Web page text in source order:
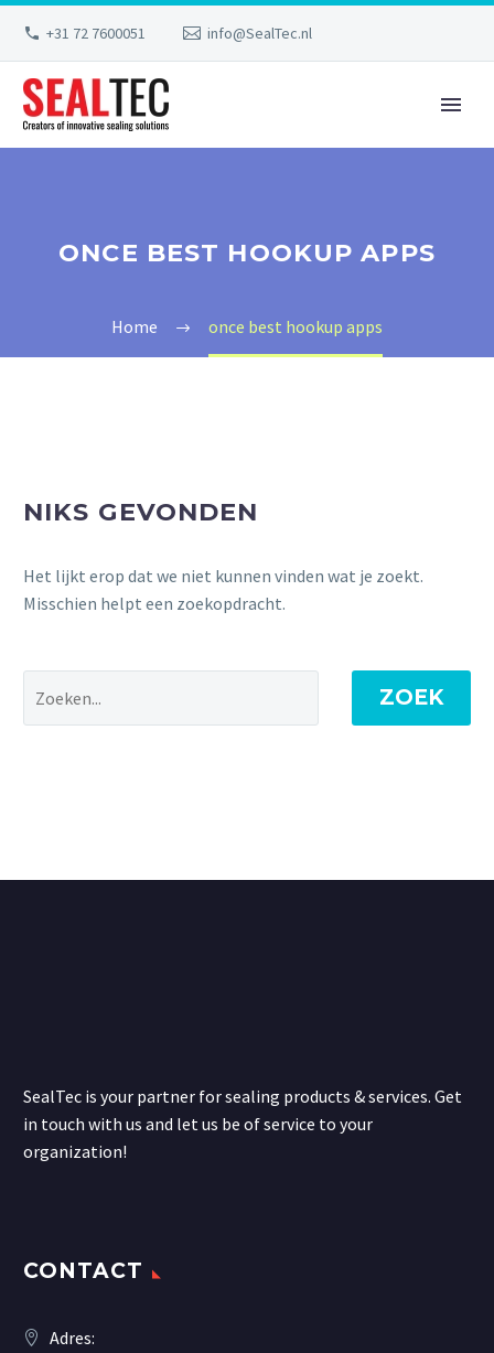
+31 72 7600051 info@SealTec.nl
ONCE BEST HOOKUP APPS
Home once best hookup apps
NIKS GEVONDEN
Het lijkt erop dat we niet kunnen vinden wat je zoekt.
Misschien helpt een zoekopdracht.
ZOEK
SealTec is your partner for sealing products & services. Get
in touch with us and let us be of service to your
organization!
CONTACT
Adres: